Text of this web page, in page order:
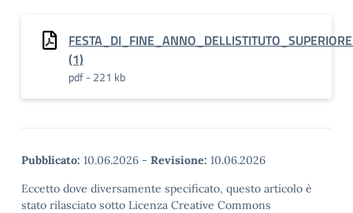
(1)
pdf - 221 kb
Pubblicato: 10.06.2026 - Revisione: 10.06.2026
Eccetto dove diversamente specificato, questo articolo è
stato rilasciato sotto Licenza Creative Commons